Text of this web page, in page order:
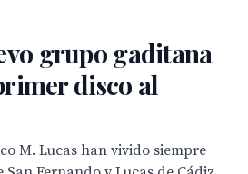
grupo gaditana
disco al
M. Lucas han vivido siempre